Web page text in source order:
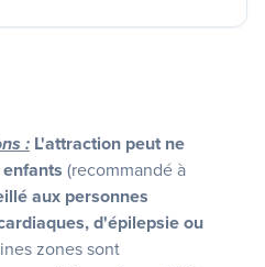
: L'attraction peut ne
(recommandé à
aux personnes
d'épilepsie ou
zones sont